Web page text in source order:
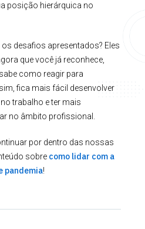
posição hierárquica no
desafios apresentados? Eles
que você já reconhece,
como reagir para
fica mais fácil desenvolver
trabalho e ter mais
no âmbito profissional.
por dentro das nossas
sobre como lidar com a
pandemia!